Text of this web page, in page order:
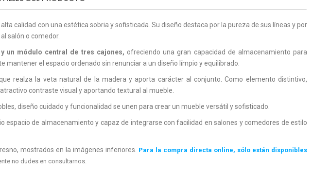
calidad con una estética sobria y sofisticada. Su diseño destaca por la pureza de sus líneas y por
salón o comedor.
un módulo central de tres cajones, ofreciendo una gran capacidad de almacenamiento para
el espacio ordenado sin renunciar a un diseño límpio y equilibrado.
realza la veta natural de la madera y aporta carácter al conjunto. Como elemento distintivo,
contraste visual y aportando textural al mueble.
diseño cuidado y funcionalidad se unen para crear un mueble versátil y sofisticado.
de almacenamiento y capaz de integrarse con facilidad en salones y comedores de estilo
mostrados en la imágenes inferiores. Para la compra directa online, sólo están disponibles
no dudes en consultarnos.